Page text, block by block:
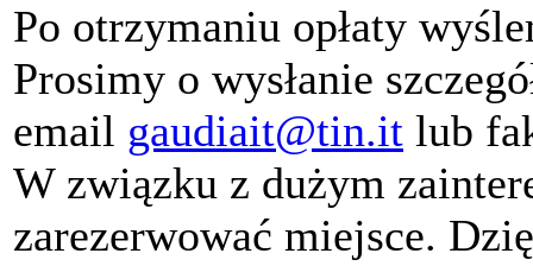
Po otrzymaniu opłaty
Prosimy o wysłanie
email gaudiait@tin.it lub
W związku z dużym
zarezerwować miejsce.